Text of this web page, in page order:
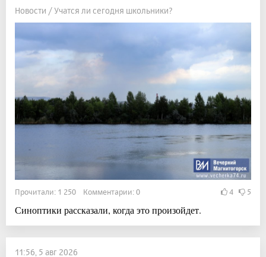
Новости / Учатся ли сегодня школьники?
Прочитали: 1 250 Комментарии: 0 4 5
Синоптики рассказали, когда это произойдет.
11:56, 5 авг 2026